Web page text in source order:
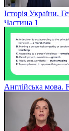
Історія України.
Частина 1
Англійська мова.